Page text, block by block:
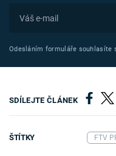
Odesláním formuláře souhlasíte
SDÍLEJTE ČLÁNEK
ŠTÍTKY FTV